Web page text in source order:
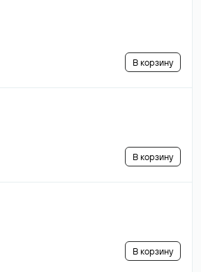
В корзину
В корзину
В корзину